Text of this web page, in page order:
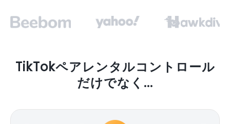
TikTokペアレンタルコントロール
だけでなく...